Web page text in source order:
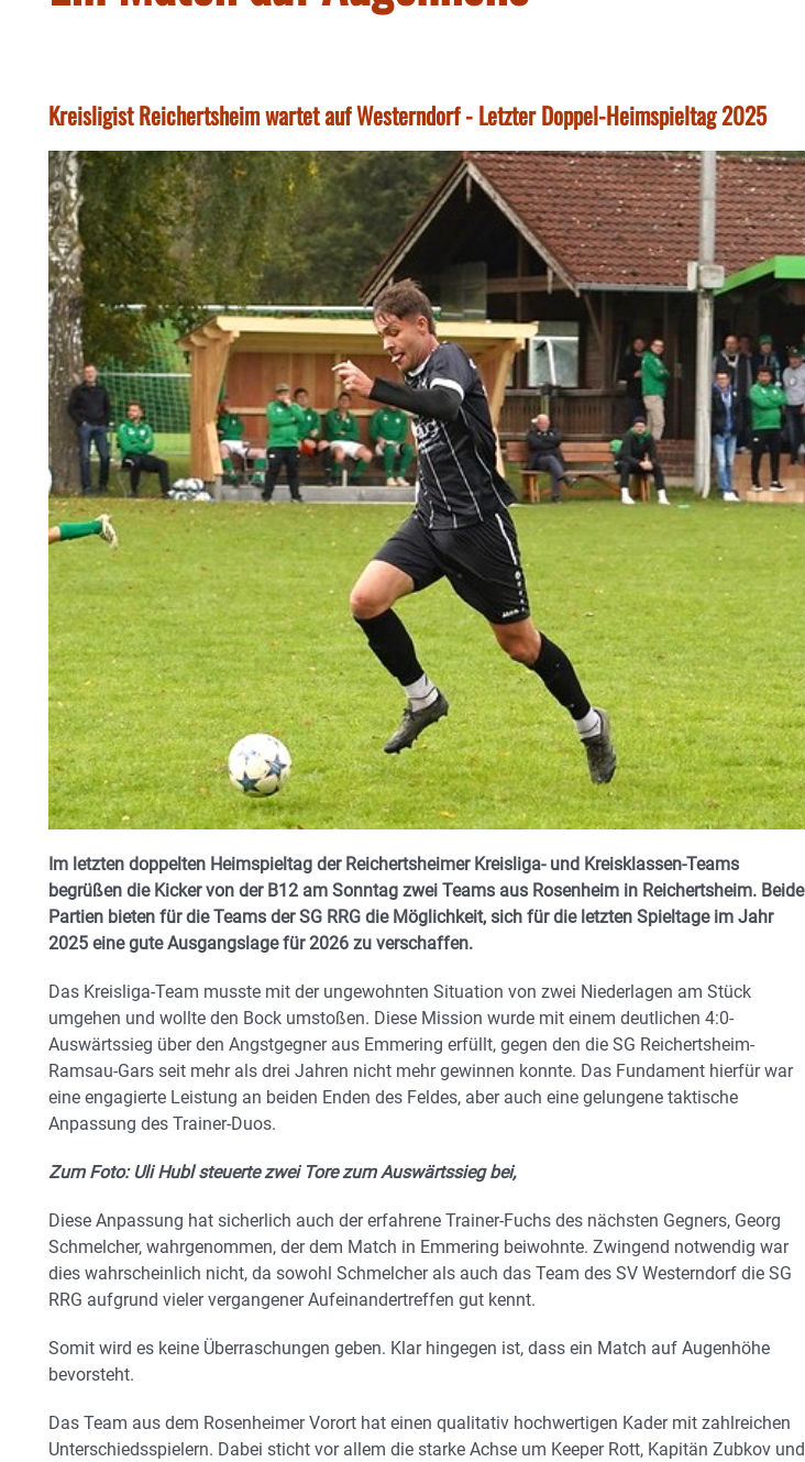
Kreisligist Reichertsheim wartet auf Westerndorf - Letzter Doppel-Heimspieltag 2025
Im letzten doppelten Heimspieltag der Reichertsheimer Kreisliga- und Kreisklassen-Teams
begrüßen die Kicker von der B12 am Sonntag zwei Teams aus Rosenheim in Reichertsheim. Beide
Partien bieten für die Teams der SG RRG die Möglichkeit, sich für die letzten Spieltage im Jahr
2025 eine gute Ausgangslage für 2026 zu verschaffen.
Das Kreisliga-Team musste mit der ungewohnten Situation von zwei Niederlagen am Stück
umgehen und wollte den Bock umstoßen. Diese Mission wurde mit einem deutlichen 4:0-
Auswärtssieg über den Angstgegner aus Emmering erfüllt, gegen den die SG Reichertsheim-
Ramsau-Gars seit mehr als drei Jahren nicht mehr gewinnen konnte. Das Fundament hierfür war
eine engagierte Leistung an beiden Enden des Feldes, aber auch eine gelungene taktische
Anpassung des Trainer-Duos.
Zum Foto: Uli Hubl steuerte zwei Tore zum Auswärtssieg bei,
Diese Anpassung hat sicherlich auch der erfahrene Trainer-Fuchs des nächsten Gegners, Georg
Schmelcher, wahrgenommen, der dem Match in Emmering beiwohnte. Zwingend notwendig war
dies wahrscheinlich nicht, da sowohl Schmelcher als auch das Team des SV Westerndorf die SG
RRG aufgrund vieler vergangener Aufeinandertreffen gut kennt.
Somit wird es keine Überraschungen geben. Klar hingegen ist, dass ein Match auf Augenhöhe
bevorsteht.
Das Team aus dem Rosenheimer Vorort hat einen qualitativ hochwertigen Kader mit zahlreichen
Unterschiedsspielern. Dabei sticht vor allem die starke Achse um Keeper Rott, Kapitän Zubkov und